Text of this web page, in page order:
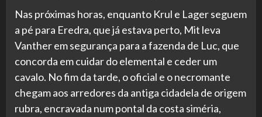
Nas próximas horas, enquanto Krul e Lager seguem
a pé para Eredra, que já estava perto, Mit leva
Vanther em segurança para a fazenda de Luc, que
concorda em cuidar do elemental e ceder um
cavalo. No fim da tarde, o oficial e o necromante
chegam aos arredores da antiga cidadela de origem
rubra, encravada num pontal da costa siméria,